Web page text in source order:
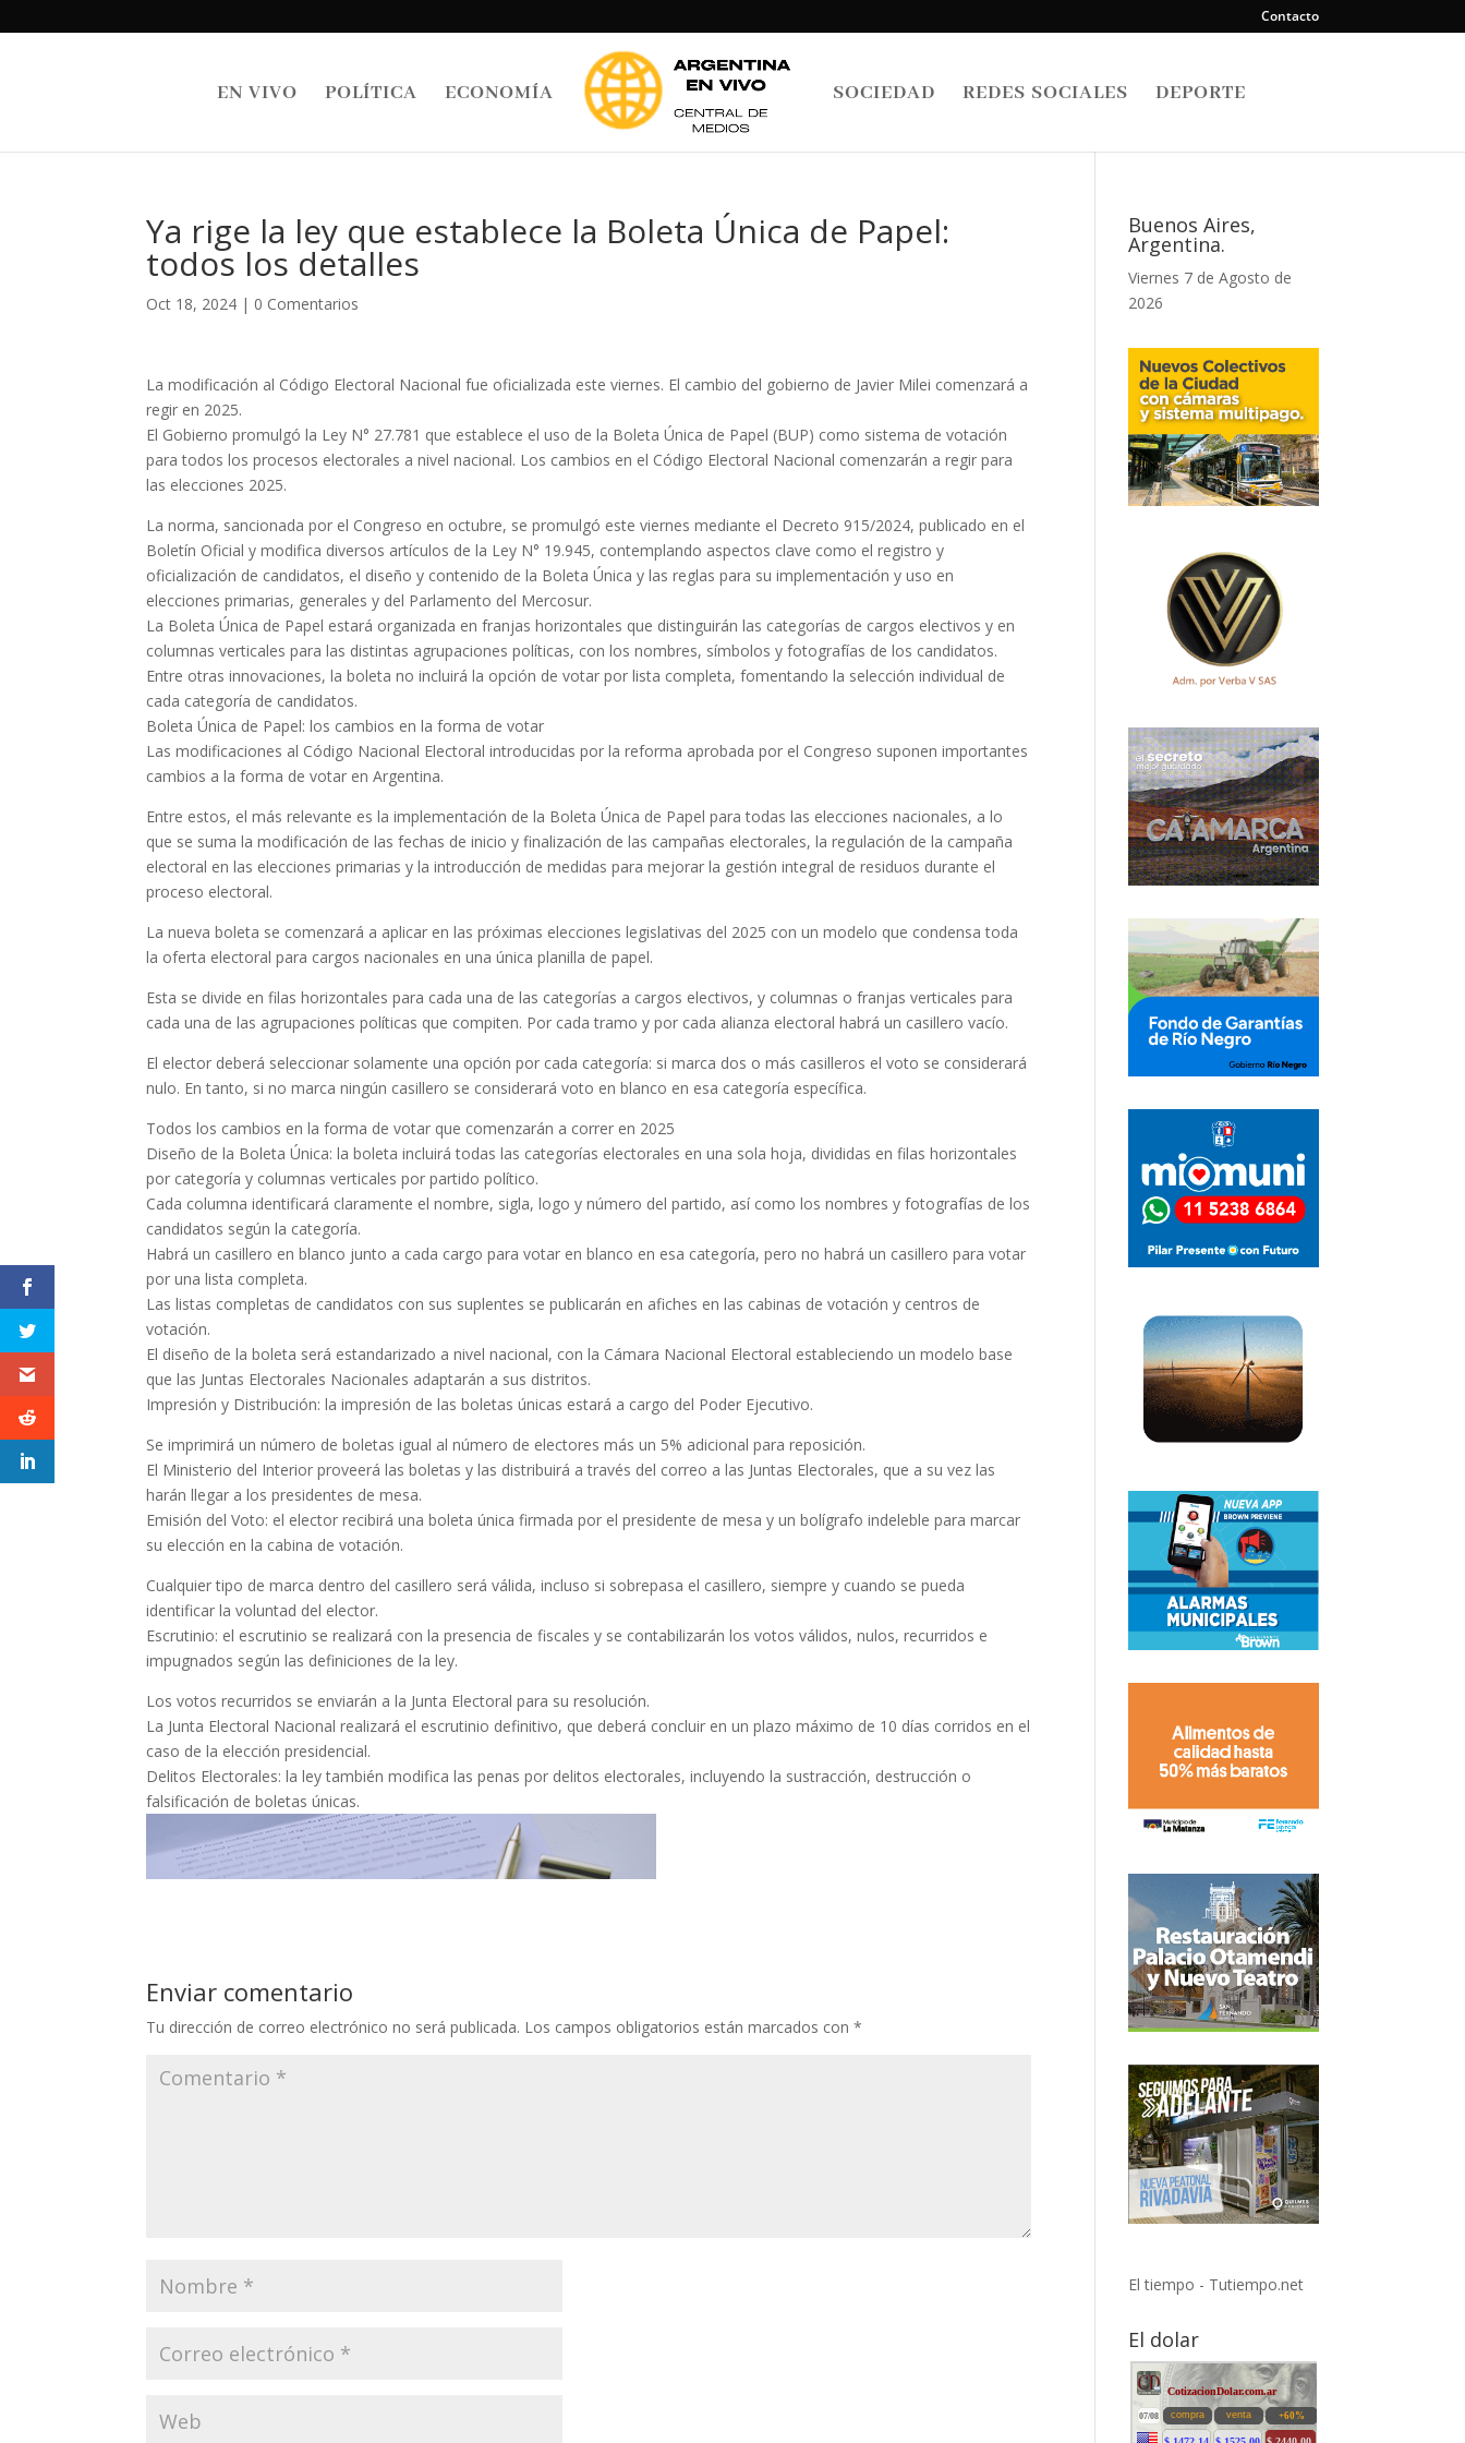
Contacto
EN VIVO POLÍTICA ECONOMÍA SOCIEDAD REDES SOCIALES DEPORTE
Ya rige la ley que establece la Boleta Única de Papel:
todos los detalles
Oct 18, 2024 | 0 Comentarios
La modificación al Código Electoral Nacional fue oficializada este viernes. El cambio del gobierno de Javier Milei comenzará a
regir en 2025.
El Gobierno promulgó la Ley N° 27.781 que establece el uso de la Boleta Única de Papel (BUP) como sistema de votación
para todos los procesos electorales a nivel nacional. Los cambios en el Código Electoral Nacional comenzarán a regir para
las elecciones 2025.
La norma, sancionada por el Congreso en octubre, se promulgó este viernes mediante el Decreto 915/2024, publicado en el
Boletín Oficial y modifica diversos artículos de la Ley N° 19.945, contemplando aspectos clave como el registro y
oficialización de candidatos, el diseño y contenido de la Boleta Única y las reglas para su implementación y uso en
elecciones primarias, generales y del Parlamento del Mercosur.
La Boleta Única de Papel estará organizada en franjas horizontales que distinguirán las categorías de cargos electivos y en
columnas verticales para las distintas agrupaciones políticas, con los nombres, símbolos y fotografías de los candidatos.
Entre otras innovaciones, la boleta no incluirá la opción de votar por lista completa, fomentando la selección individual de
cada categoría de candidatos.
Boleta Única de Papel: los cambios en la forma de votar
Las modificaciones al Código Nacional Electoral introducidas por la reforma aprobada por el Congreso suponen importantes
cambios a la forma de votar en Argentina.
Entre estos, el más relevante es la implementación de la Boleta Única de Papel para todas las elecciones nacionales, a lo
que se suma la modificación de las fechas de inicio y finalización de las campañas electorales, la regulación de la campaña
electoral en las elecciones primarias y la introducción de medidas para mejorar la gestión integral de residuos durante el
proceso electoral.
La nueva boleta se comenzará a aplicar en las próximas elecciones legislativas del 2025 con un modelo que condensa toda
la oferta electoral para cargos nacionales en una única planilla de papel.
Esta se divide en filas horizontales para cada una de las categorías a cargos electivos, y columnas o franjas verticales para
cada una de las agrupaciones políticas que compiten. Por cada tramo y por cada alianza electoral habrá un casillero vacío.
El elector deberá seleccionar solamente una opción por cada categoría: si marca dos o más casilleros el voto se considerará
nulo. En tanto, si no marca ningún casillero se considerará voto en blanco en esa categoría específica.
Todos los cambios en la forma de votar que comenzarán a correr en 2025
Diseño de la Boleta Única: la boleta incluirá todas las categorías electorales en una sola hoja, divididas en filas horizontales
por categoría y columnas verticales por partido político.
Cada columna identificará claramente el nombre, sigla, logo y número del partido, así como los nombres y fotografías de los
candidatos según la categoría.
Habrá un casillero en blanco junto a cada cargo para votar en blanco en esa categoría, pero no habrá un casillero para votar
por una lista completa.
Las listas completas de candidatos con sus suplentes se publicarán en afiches en las cabinas de votación y centros de
votación.
El diseño de la boleta será estandarizado a nivel nacional, con la Cámara Nacional Electoral estableciendo un modelo base
que las Juntas Electorales Nacionales adaptarán a sus distritos.
Impresión y Distribución: la impresión de las boletas únicas estará a cargo del Poder Ejecutivo.
Se imprimirá un número de boletas igual al número de electores más un 5% adicional para reposición.
El Ministerio del Interior proveerá las boletas y las distribuirá a través del correo a las Juntas Electorales, que a su vez las
harán llegar a los presidentes de mesa.
Emisión del Voto: el elector recibirá una boleta única firmada por el presidente de mesa y un bolígrafo indeleble para marcar
su elección en la cabina de votación.
Cualquier tipo de marca dentro del casillero será válida, incluso si sobrepasa el casillero, siempre y cuando se pueda
identificar la voluntad del elector.
Escrutinio: el escrutinio se realizará con la presencia de fiscales y se contabilizarán los votos válidos, nulos, recurridos e
impugnados según las definiciones de la ley.
Los votos recurridos se enviarán a la Junta Electoral para su resolución.
La Junta Electoral Nacional realizará el escrutinio definitivo, que deberá concluir en un plazo máximo de 10 días corridos en el
caso de la elección presidencial.
Delitos Electorales: la ley también modifica las penas por delitos electorales, incluyendo la sustracción, destrucción o
falsificación de boletas únicas.
Enviar comentario
Tu dirección de correo electrónico no será publicada. Los campos obligatorios están marcados con*
Buenos Aires,
Argentina.
Viernes 7 de Agosto de
2026
El tiempo - Tutiempo.net
El dolar